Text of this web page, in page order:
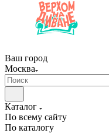
Ваш город
Москва
Каталог
По всему сайту
По каталогу